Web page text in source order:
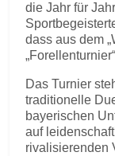
die Jahr für
dass aus dem
Das Turnier
traditionelle
bayerischen
auf
rivalisierenden